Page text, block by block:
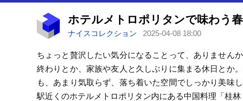
ナイスコレクション 2025-04-08 18:00
ちょっと贅沢したい気分になることって、ありません
終わりとか、家族や友人と久しぶりに集まる休日とか
も、あまり気取らず、落ち着いた空間でしっかり美味
駅近くのホテルメトロポリタン内にある中国料理「桂林